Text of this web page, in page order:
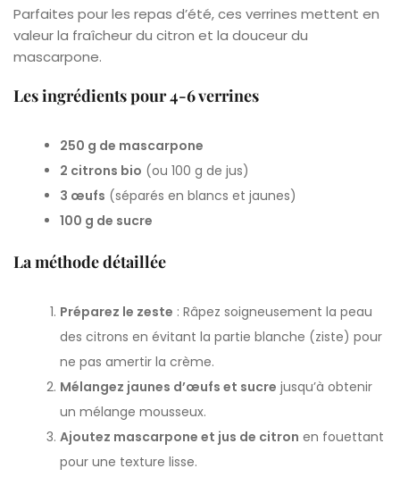
Parfaites pour les repas d’été, ces verrines mettent en
valeur la fraîcheur du citron et la douceur du
mascarpone.
Les ingrédients pour 4-6 verrines
250 g de mascarpone
2 citrons bio (ou 100 g de jus)
3 œufs (séparés en blancs et jaunes)
100 g de sucre
La méthode détaillée
Préparez le zeste : Râpez soigneusement la peau
des citrons en évitant la partie blanche (ziste) pour
ne pas amertir la crème.
Mélangez jaunes d’œufs et sucre jusqu’à obtenir
un mélange mousseux.
Ajoutez mascarpone et jus de citron en fouettant
pour une texture lisse.